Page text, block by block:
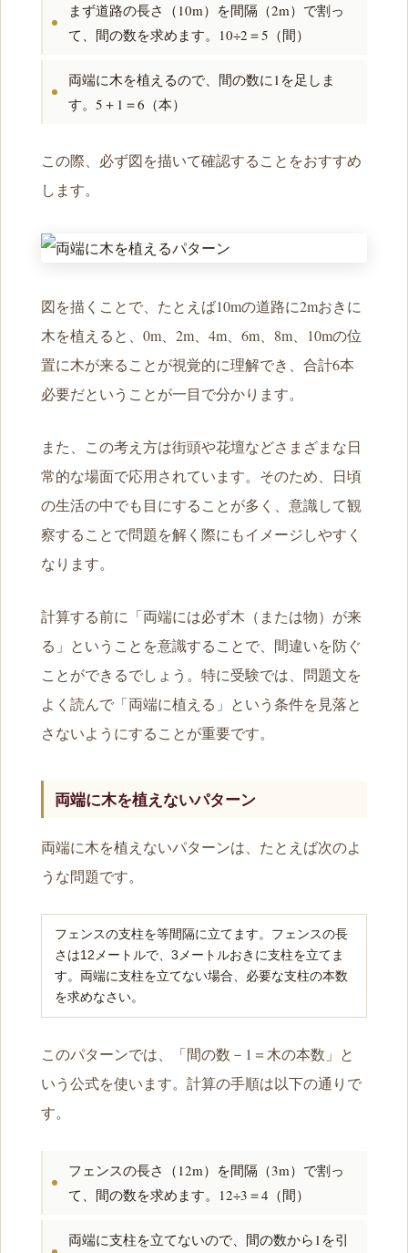
まず道路の長さ（10m）を間隔（2m）で割っ
て、間の数を求めます。10÷2＝5（間）
両端に木を植えるので、間の数に1を足しま
す。5＋1＝6（本）
この際、必ず図を描いて確認することをおすすめ
します。
図を描くことで、たとえば10mの道路に2mおきに
木を植えると、0m、2m、4m、6m、8m、10mの位
置に木が来ることが視覚的に理解でき、合計6本
必要だということが一目で分かります。
また、この考え方は街頭や花壇などさまざまな日
常的な場面で応用されています。そのため、日頃
の生活の中でも目にすることが多く、意識して観
察することで問題を解く際にもイメージしやすく
なります。
計算する前に「両端には必ず木（または物）が来
る」ということを意識することで、間違いを防ぐ
ことができるでしょう。特に受験では、問題文を
よく読んで「両端に植える」という条件を見落と
さないようにすることが重要です。
両端に木を植えないパターン
両端に木を植えないパターンは、たとえば次のよ
うな問題です。
フェンスの支柱を等間隔に立てます。フェンスの長
さは12メートルで、3メートルおきに支柱を立てま
す。両端に支柱を立てない場合、必要な支柱の本数
を求めなさい。
このパターンでは、「間の数－1＝木の本数」と
いう公式を使います。計算の手順は以下の通りで
す。
フェンスの長さ（12m）を間隔（3m）で割っ
て、間の数を求めます。12÷3＝4（間）
両端に支柱を立てないので、間の数から1を引